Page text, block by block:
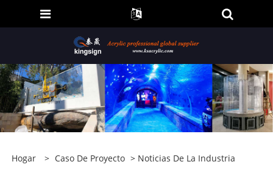
Hogar > Caso De Proyecto > Noticias De La Industria